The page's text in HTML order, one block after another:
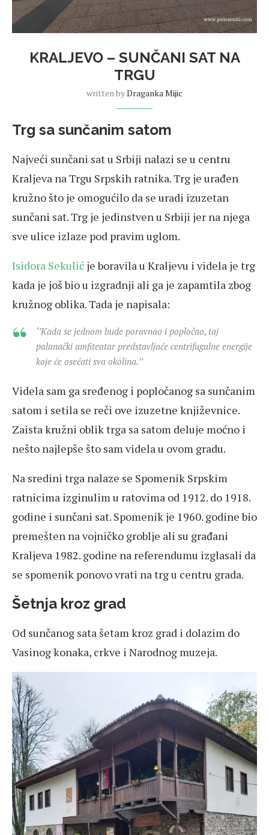
KRALJEVO – SUNČANI SAT NA
TRGU
written byDraganka Mijic
Trg sa sunčanim satom
Najveći sunčani sat u Srbiji nalazi se u centru
Kraljeva na Trgu Srpskih ratnika. Trg je urađen
kružno što je omogućilo da se uradi izuzetan
sunčani sat. Trg je jedinstven u Srbiji jer na njega
sve ulice izlaze pod pravim uglom.
Isidora Sekulić je boravila u Kraljevu i videla je trg
kada je još bio u izgradnji ali ga je zapamtila zbog
kružnog oblika. Tada je napisala:
‘’Kada se jednom bude poravnao i popločao, taj
palanački amfiteatar predstavljaće centrifugalne energije
koje će osećati sva okolina.’’
Videla sam ga sređenog i popločanog sa sunčanim
satom i setila se reči ove izuzetne književnice.
Zaista kružni oblik trga sa satom deluje moćno i
nešto najlepše što sam videla u ovom gradu.
Na sredini trga nalaze se Spomenik Srpskim
ratnicima izginulim u ratovima od 1912. do 1918.
godine i sunčani sat. Spomenik je 1960. godine bio
premešten na vojničko groblje ali su građani
Kraljeva 1982. godine na referendumu izglasali da
se spomenik ponovo vrati na trg u centru grada.
Šetnja kroz grad
Od sunčanog sata šetam kroz grad i dolazim do
Vasinog konaka, crkve i Narodnog muzeja.